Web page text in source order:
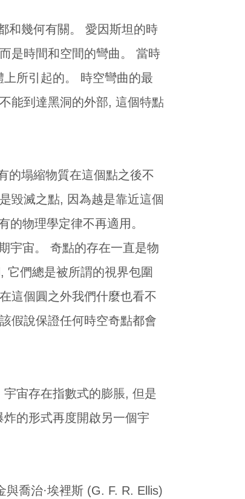
和幾何有關。 愛因斯坦的時
是時間和空間的彎曲。 當時
所引起的。 時空彎曲的最
能到達黑洞的外部, 這個特點
的塌縮物質在這個點之後不
毀滅之點, 因為越是靠近這個
物理學定律不再適用。
宇宙。 奇點的存在一直是物
它們總是被所謂的視界包圍
這個圓之外我們什麼也看不
假說保證任何時空奇點都會
宙存在指數式的膨脹, 但是
的形式再度開啟另一個宇
喬治·埃裡斯 (G. F. R. Ellis)